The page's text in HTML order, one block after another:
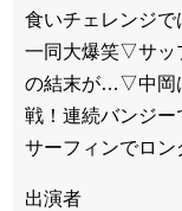
食いチェレンジで
一同大爆笑▽サッ
の結末が…▽中岡
戦！連続バンジ
サーフィンでロ
出演者